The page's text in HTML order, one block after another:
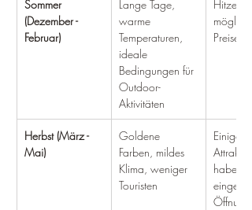
Sommer
(Dezember -
Februar)
Lange Tage,
warme
Temperaturen,
ideale
Bedingungen für
Outdoor-
Aktivitäten
Preise
Herbst (März -
Mai)
Goldene
Farben, mildes
Klima, weniger
Touristen
Einige
haben